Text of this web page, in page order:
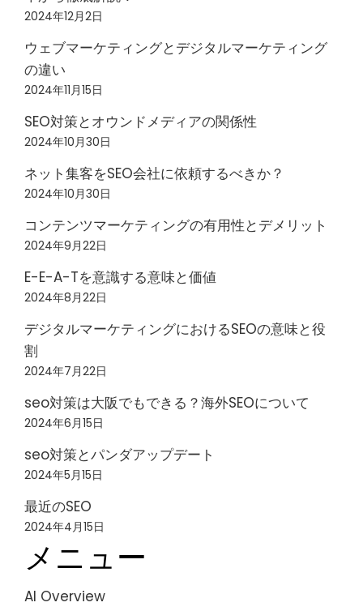
2024年12月2日
ウェブマーケティングとデジタルマーケティング
の違い
2024年11月15日
SEO対策とオウンドメディアの関係性
2024年10月30日
ネット集客をSEO会社に依頼するべきか？
2024年10月30日
コンテンツマーケティングの有用性とデメリット
2024年9月22日
E-E-A-Tを意識する意味と価値
2024年8月22日
デジタルマーケティングにおけるSEOの意味と役
割
2024年7月22日
seo対策は大阪でもできる？海外SEOについて
2024年6月15日
seo対策とパンダアップデート
2024年5月15日
最近のSEO
2024年4月15日
メニュー
AI Overview